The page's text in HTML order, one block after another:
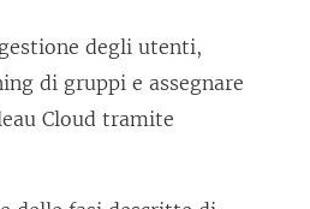
degli utenti,
di gruppi e assegnare
Cloud tramite